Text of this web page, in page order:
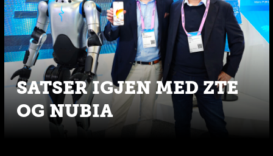
SATSER IGJEN MED ZTE
OG NUBIA